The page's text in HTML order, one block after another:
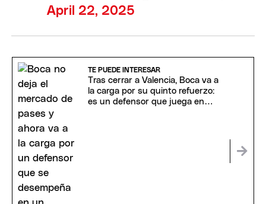
April 22, 2025
TE PUEDE INTERESAR
Tras cerrar a Valencia, Boca va a
la carga por su quinto refuerzo:
es un defensor que juega en